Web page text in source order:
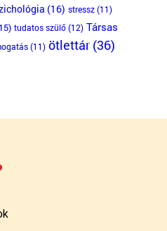
(16) stressz(11)
tudatos szülő(12) Társas
(11) ötlettár(36)